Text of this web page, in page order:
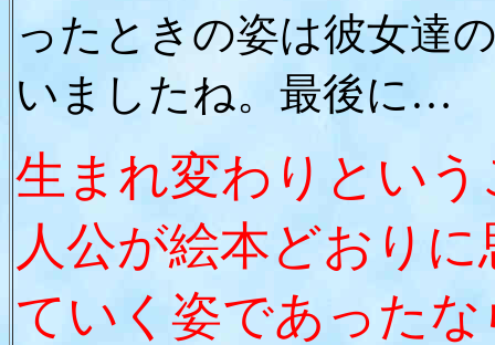
ったときの姿は彼女達
いましたね。最後に…
生まれ変わりとい
人公が絵本どおり
ていく姿であった